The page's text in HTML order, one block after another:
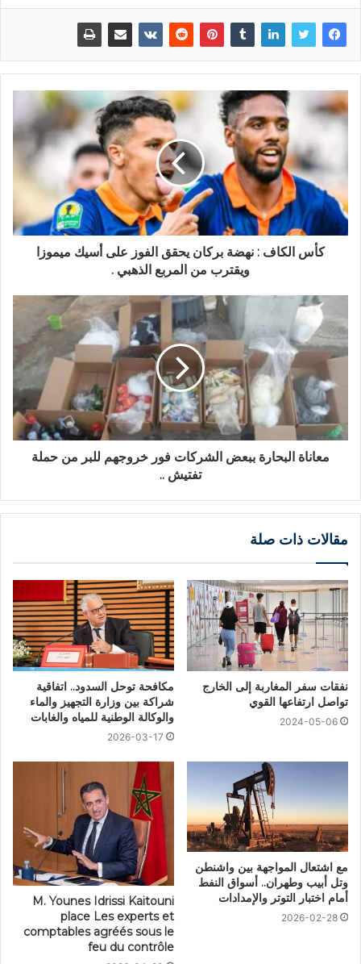
كأس الكاف : نهضة بركان يحقق الفوز على أسيك ميموزا
ويقترب من المربع الذهبي .
معاناة البحارة ببعض الشركات فور خروجهم للبر من حملة
تفتيش ..
مقالات ذات صلة
نفقات سفر المغاربة إلى الخارج
تواصل ارتفاعها القوي
2024-05-06
مكافحة توحل السدود.. اتفاقية
شراكة بين وزارة التجهيز والماء
والوكالة الوطنية للمياه والغابات
2026-03-17
مع اشتعال المواجهة بين واشنطن
وتل أبيب وطهران.. أسواق النفط
أمام اختبار التوتر والإمدادات
2026-02-28
M. Younes Idrissi Kaitouni
place Les experts et
comptables agréés sous le
feu du contrôle